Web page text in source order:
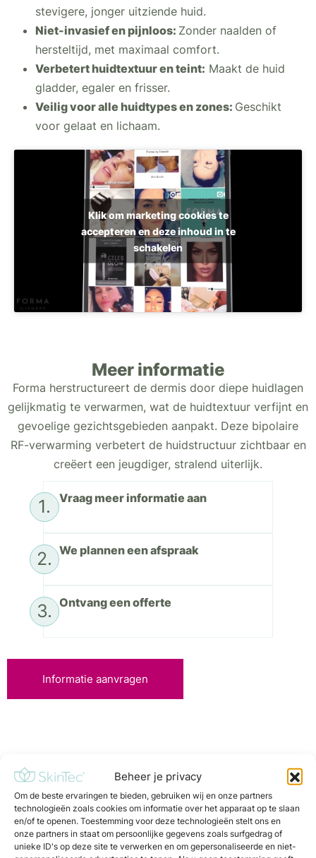
Beheer je privacy
Om de beste ervaringen te bieden, gebruiken wij en onze partners
technologieën zoals cookies om informatie over het apparaat op te slaan
en/of te openen. Toestemming voor deze technologieën stelt ons en
onze partners in staat om persoonlijke gegevens zoals surfgedrag of
unieke ID's op deze site te verwerken en om gepersonaliseerde en niet-
stevigere, jonger uitziende huid.
Niet-invasief en pijnloos: Zonder naalden of
hersteltijd, met maximaal comfort.
Verbetert huidtextuur en teint: Maakt de huid
gladder, egaler en frisser.
Veilig voor alle huidtypes en zones: Geschikt
voor gelaat en lichaam.
Klik om marketing cookies te
accepteren en deze inhoud in te
schakelen
Meer informatie
Forma herstructureert de dermis door diepe huidlagen
gelijkmatig te verwarmen, wat de huidtextuur verfijnt en
gevoelige gezichtsgebieden aanpakt. Deze bipolaire
RF-verwarming verbetert de huidstructuur zichtbaar en
creëert een jeugdiger, stralend uiterlijk.
1. Vraag meer informatie aan
2. We plannen een afspraak
3. Ontvang een offerte
Informatie aanvragen
Leer het bij SkinTec!
Meld je aan voor SkinTec Academy
Wij zorgen ervoor dat jij en je team volledig